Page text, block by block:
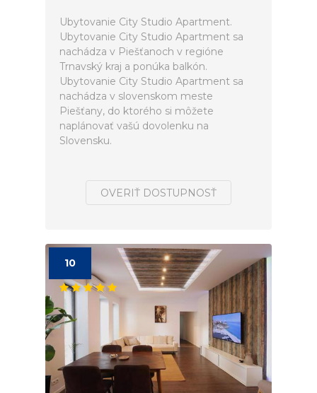
Ubytovanie City Studio Apartment.
Ubytovanie City Studio Apartment sa
nachádza v Piešťanoch v regióne
Trnavský kraj a ponúka balkón.
Ubytovanie City Studio Apartment sa
nachádza v slovenskom meste
Piešťany, do ktorého si môžete
naplánovať vašú dovolenku na
Slovensku.
OVERIŤ DOSTUPNOSŤ
10